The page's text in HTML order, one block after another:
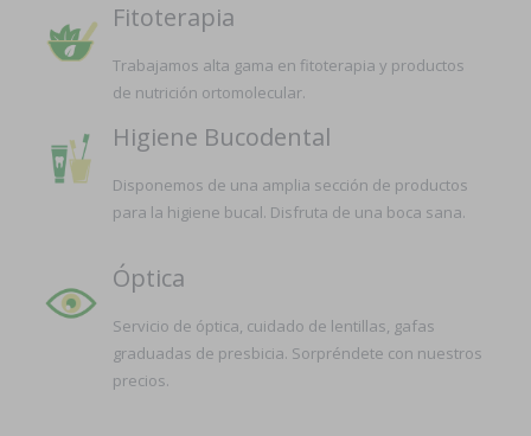
Fitoterapia
Trabajamos alta gama en fitoterapia y productos
de nutrición ortomolecular.
Higiene Bucodental
Disponemos de una amplia sección de productos
para la higiene bucal. Disfruta de una boca sana.
Óptica
Servicio de óptica, cuidado de lentillas, gafas
graduadas de presbicia. Sorpréndete con nuestros
precios.